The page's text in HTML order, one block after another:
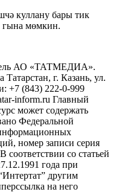
куллану бары тик
гына мөмкин.
АО «ТАТМЕДИА».
г. Казань, ул.
+7 (843) 222-0-999
inform.ru Главный
может содержать
Федеральной
номер записи серия
со статьей
года при
другим
на него